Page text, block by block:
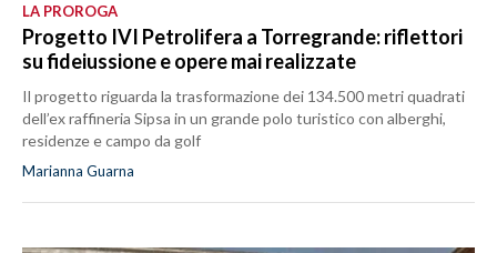
LA PROROGA
Progetto IVI Petrolifera a Torregrande: riflettori
su fideiussione e opere mai realizzate
Il progetto riguarda la trasformazione dei 134.500 metri quadrati
dell’ex raffineria Sipsa in un grande polo turistico con alberghi,
residenze e campo da golf
Marianna Guarna